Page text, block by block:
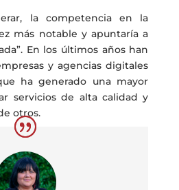
la competencia en la
más notable y apuntaría a
En los últimos años han
y agencias digitales
ha generado una mayor
servicios de alta calidad y
otros.